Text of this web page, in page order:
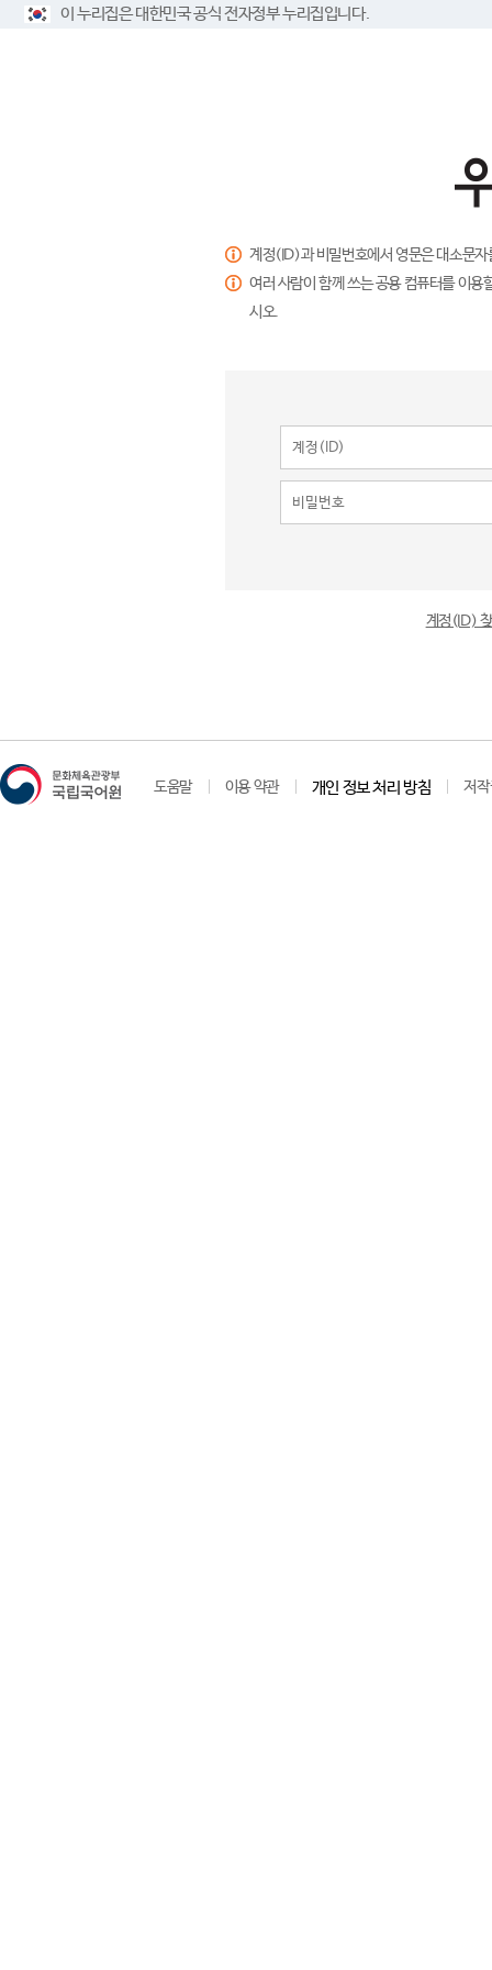
이 누리집은 대한민국 공식 전자정부 누리집입니다.
계정(ID)과 비밀번호에서 영문은 대소문
여러 사람이 함께 쓰는 공용 컴퓨터를 이
시오.
계정(ID)
도움말 이용 약관 개인 정보 처리 방침 저